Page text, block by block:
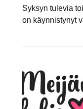
Syksyn tulevia
on käynnistynyt